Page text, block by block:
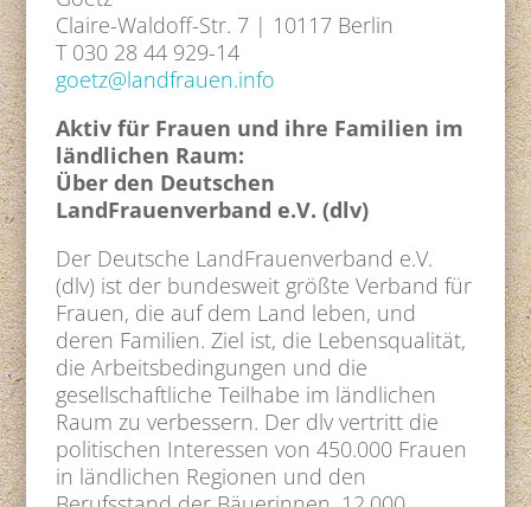
Claire-Waldoff-Str. 7 | 10117 Berlin
T 030 28 44 929-14
goetz@landfrauen.info
Aktiv für Frauen und ihre Familien im
ländlichen Raum:
Über den Deutschen
LandFrauenverband e.V. (dlv)
Der Deutsche LandFrauenverband e.V.
(dlv) ist der bundesweit größte Verband für
Frauen, die auf dem Land leben, und
deren Familien. Ziel ist, die Lebensqualität,
die Arbeitsbedingungen und die
gesellschaftliche Teilhabe im ländlichen
Raum zu verbessern. Der dlv vertritt die
politischen Interessen von 450.000 Frauen
in ländlichen Regionen und den